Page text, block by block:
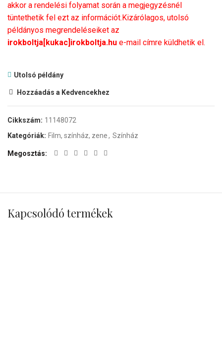
akkor a rendelési folyamat során a megjegyzésnél
tüntethetik fel ezt az információt.Kizárólagos, utolsó
példányos megrendeléseiket az
irokboltja[kukac]irokboltja.hu e-mail címre küldhetik el.
Utolsó példány
Hozzáadás a Kedvencekhez
Cikkszám: 11148072
Kategóriák: Film, színház, zene, Színház
Megosztás
Kapcsolódó termékek